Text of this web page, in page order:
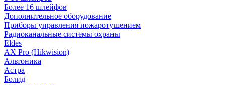
Более 16 шлейфов
Дополнительное оборудование
Приборы управления пожаротушением
Радиоканальные системы охраны
Eldes
AX Pro (Hikwision)
Альтоника
Астра
Болид